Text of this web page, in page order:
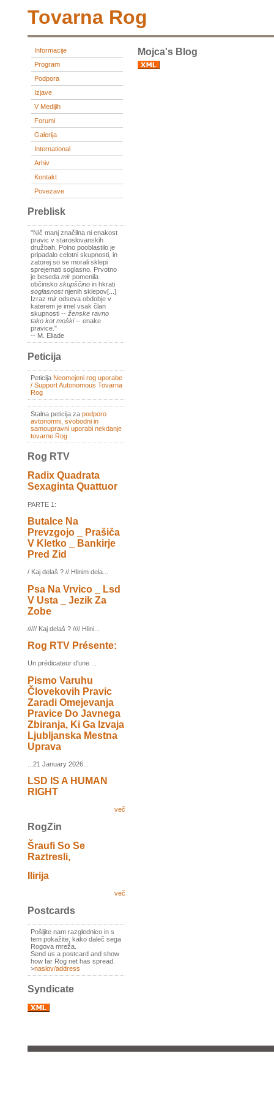
Tovarna Rog
Informacije
Program
Podpora
Izjave
V Medijih
Forumi
Galerija
International
Arhiv
Kontakt
Povezave
Preblisk
"Nič manj značilna ni enakost
pravic v staroslovanskih
družbah. Polno pooblastilo je
pripadalo celotni skupnosti, in
zatorej so se morali sklepi
sprejemati soglasno. Prvotno
je beseda mir pomenila
občinsko skupščino in hkrati
soglasnostnjenih sklepov[...]
Izraz mir odseva obdobje v
katerem je imel vsak član
skupnosti -- ženske ravno
tako kot moški-- enake
pravice."
-- M. Eliade
Peticija
Peticija Neomejeni rog uporabe
/ Support Autonomous Tovarna
Rog
Stalna peticija za podporo
avtonomni, svobodni in
samoupravni uporabi nekdanje
tovarne Rog
Rog RTV
Radix Quadrata
Sexaginta Quattuor
PARTE 1:
Butalce Na
Prevzgojo _ Prašiča
V Kletko _ Bankirje
Pred Zid
/ Kaj delaš ? // Hlinim dela...
Psa Na Vrvico _ Lsd
V Usta _ Jezik Za
Zobe
///// Kaj delaš ? //// Hlini...
Rog RTV Présente:
Un prédicateur d'une ...
Pismo Varuhu
Človekovih Pravic
Zaradi Omejevanja
Pravice Do Javnega
Zbiranja, Ki Ga Izvaja
Ljubljanska Mestna
Uprava
...21 January 2026...
LSD IS A HUMAN
RIGHT
več
RogZin
Šraufi So Se
Raztresli,
Ilirija
več
Postcards
Pošljite nam razglednico in s
tem pokažite, kako daleč sega
Rogova mreža.
Send us a postcard and show
how far Rog net has spread.
>naslov/address
Syndicate
Mojca's Blog